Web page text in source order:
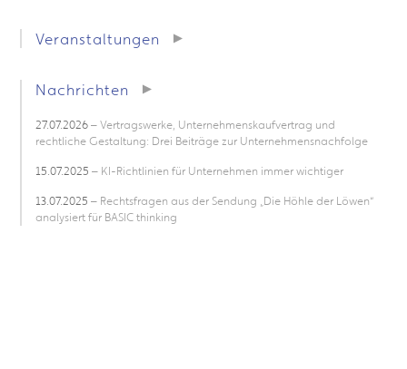
Veranstaltungen
Nachrichten
27.07.2026– Vertragswerke, Unternehmenskaufvertrag und
rechtliche Gestaltung: Drei Beiträge zur Unternehmensnachfolge
15.07.2025 – KI-Richtlinien für Unternehmen immer wichtiger
13.07.2025 – Rechtsfragen aus der Sendung „Die Höhle der Löwen“
analysiert für BASIC thinking